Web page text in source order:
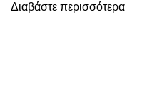
Διαβάστε περισσότερα